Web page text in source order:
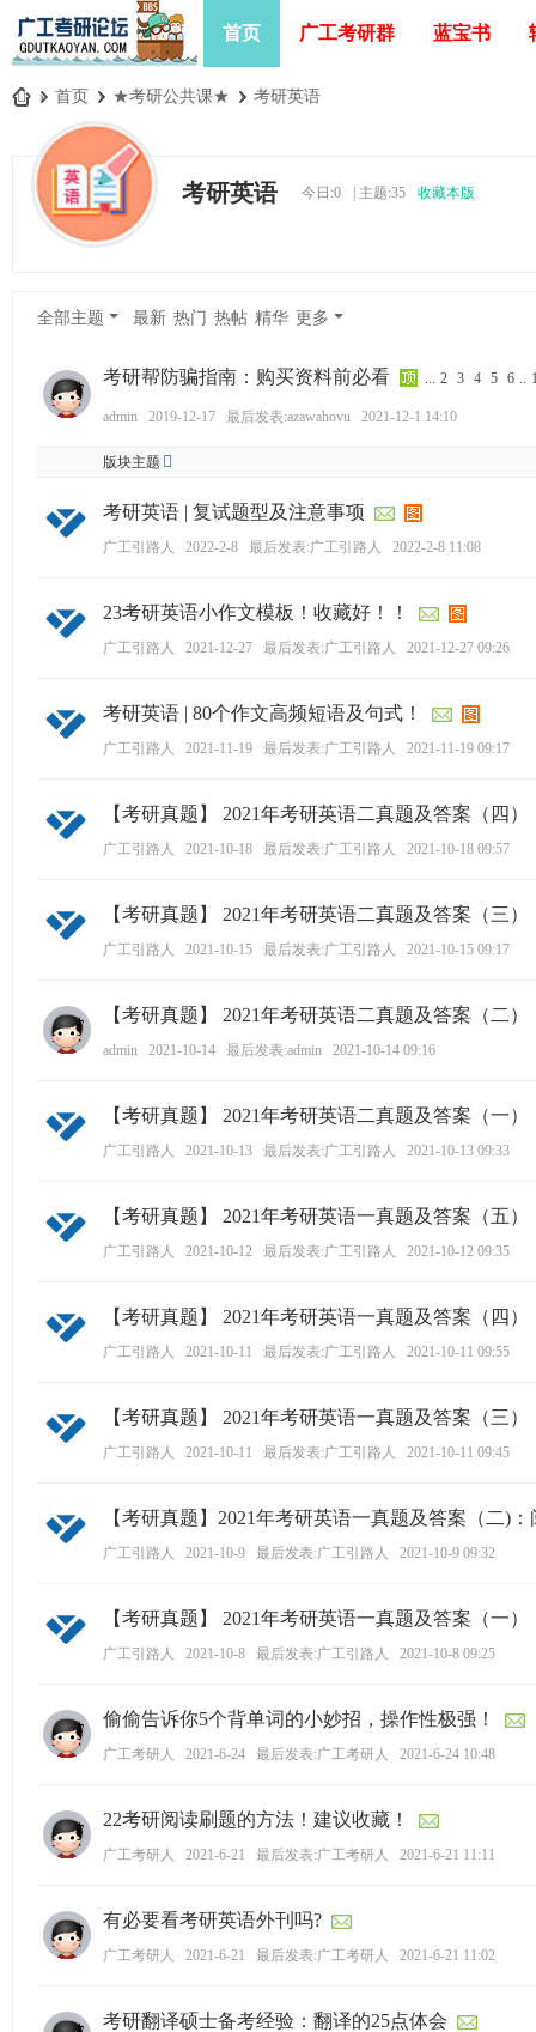
首页 广工考研群 蓝宝书
» 首页 › ★考研公共课★ › 考研英语
考研英语 今日:0 主题:35 收藏本版
全部主题 最新 热门 热帖 精华 更多
考研帮防骗指南：购买资料前必看 ... 2 3 4 5 6 ..
admin 2019-12-17 最后发表:azawahovu 2021-12-1 14:10
版块主题
考研英语 | 复试题型及注意事项
广工引路人 2022-2-8 最后发表:广工引路人 2022-2-8 11:08
23考研英语小作文模板！收藏好！！
广工引路人 2021-12-27 最后发表:广工引路人 2021-12-27 09:26
考研英语 | 80个作文高频短语及句式！
广工引路人 2021-11-19 最后发表:广工引路人 2021-11-19 09:17
【考研真题】 2021年考研英语二真题及答案（四
广工引路人 2021-10-18 最后发表:广工引路人 2021-10-18 09:57
【考研真题】 2021年考研英语二真题及答案（三）
广工引路人 2021-10-15 最后发表:广工引路人 2021-10-15 09:17
【考研真题】 2021年考研英语二真题及答案（二）
admin 2021-10-14 最后发表:admin 2021-10-14 09:16
【考研真题】 2021年考研英语二真题及答案（一
广工引路人 2021-10-13 最后发表:广工引路人 2021-10-13 09:33
【考研真题】 2021年考研英语一真题及答案（五）
广工引路人 2021-10-12 最后发表:广工引路人 2021-10-12 09:35
【考研真题】 2021年考研英语一真题及答案（四）
广工引路人 2021-10-11 最后发表:广工引路人 2021-10-11 09:55
【考研真题】 2021年考研英语一真题及答案（三）
广工引路人 2021-10-11 最后发表:广工引路人 2021-10-11 09:45
【考研真题】2021年考研英语一真题及答案（二)
广工引路人 2021-10-9 最后发表:广工引路人 2021-10-9 09:32
【考研真题】 2021年考研英语一真题及答案（一
广工引路人 2021-10-8 最后发表:广工引路人 2021-10-8 09:25
偷偷告诉你5个背单词的小妙招，操作性极强！
广工考研人 2021-6-24 最后发表:广工考研人 2021-6-24 10:48
22考研阅读刷题的方法！建议收藏！
广工考研人 2021-6-21 最后发表:广工考研人 2021-6-21 11:11
有必要看考研英语外刊吗?
广工考研人 2021-6-21 最后发表:广工考研人 2021-6-21 11:02
考研翻译硕士备考经验：翻译的25点体会